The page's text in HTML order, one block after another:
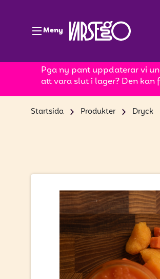
Meny
Pga ny pant uppdaterar vi
att vara slut i lager? Den
Startsida Produkter Dryck